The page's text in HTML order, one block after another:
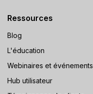
Ressources
Blog
L'éducation
Webinaires et événements
Hub utilisateur